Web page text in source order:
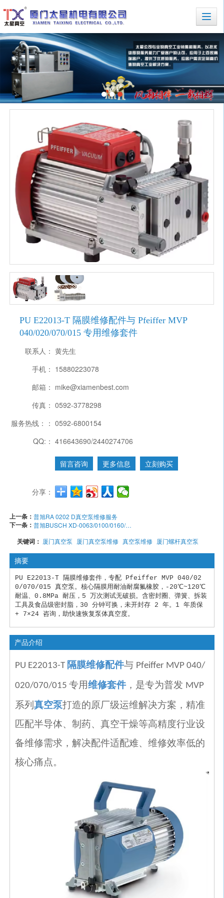
PU E22013-T 隔膜维修配件与 Pfeiffer MVP
040/020/070/015 专用维修套件
联系人： 黄先生
手机： 15880223078
邮箱： mike@xiamenbest.com
传真： 0592-3778298
服务热线：： 0592-6800154
QQ:： 416643690/2440274706
留言咨询 更多信息 立刻购买
分享：
上一条：普旭RA 0202 D真空泵维修服务
下一条： 普旭BUSCH XD-0063/0100/0160/0202/0250/0302单级旋片真空泵维修保养
关键词： 厦门真空泵 厦门真空泵维修 真空泵维修 厦门螺杆真空泵
摘要
PU E22013-T 隔膜维修套件，专配 Pfeiffer MVP 040/02
0/070/015 真空泵。核心隔膜用耐油耐腐氟橡胶，-20℃~120℃
耐温、0.8MPa 耐压，5 万次测试无破损。含密封圈、弹簧、拆装
工具及食品级密封脂，30 分钟可换，未开封存 2 年。1 年质保
产品介绍
PU E22013-T 隔膜维修配件与 Pfeiffer MVP 040/
020/070/015专用维修套件 ，是专为普发 MVP
系列真空泵打造的原厂级运维解决方案，精准
匹配半导体、制药、真空干燥等高精度行业设
备维修需求，解决配件适配难、维修效率低的
核心痛点。